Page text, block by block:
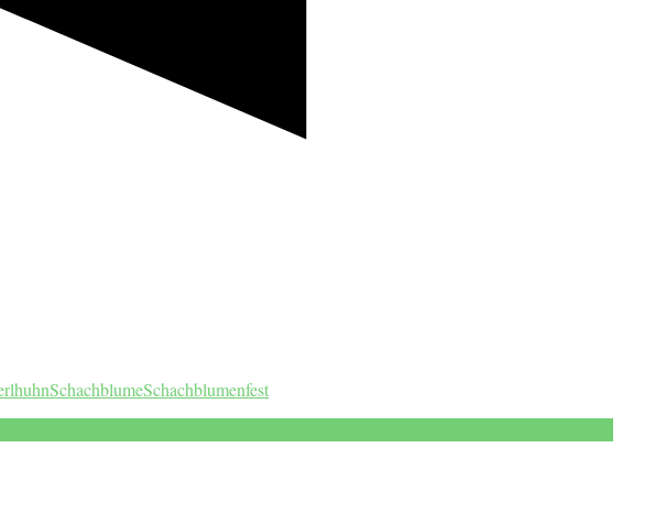
SchachblumeSchachblumenfest